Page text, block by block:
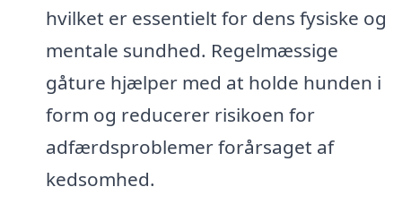
hvilket er essentielt for dens fysiske og
mentale sundhed. Regelmæssige
gåture hjælper med at holde hunden i
form og reducerer risikoen for
adfærdsproblemer forårsaget af
kedsomhed.